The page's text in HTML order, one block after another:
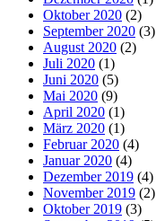
Oktober 2020 (2)
September 2020 (3)
August 2020 (2)
Juli 2020 (1)
Juni 2020 (5)
Mai 2020 (9)
April 2020 (1)
März 2020 (1)
Februar 2020 (4)
Januar 2020 (4)
Dezember 2019 (4)
November 2019 (2)
Oktober 2019 (3)